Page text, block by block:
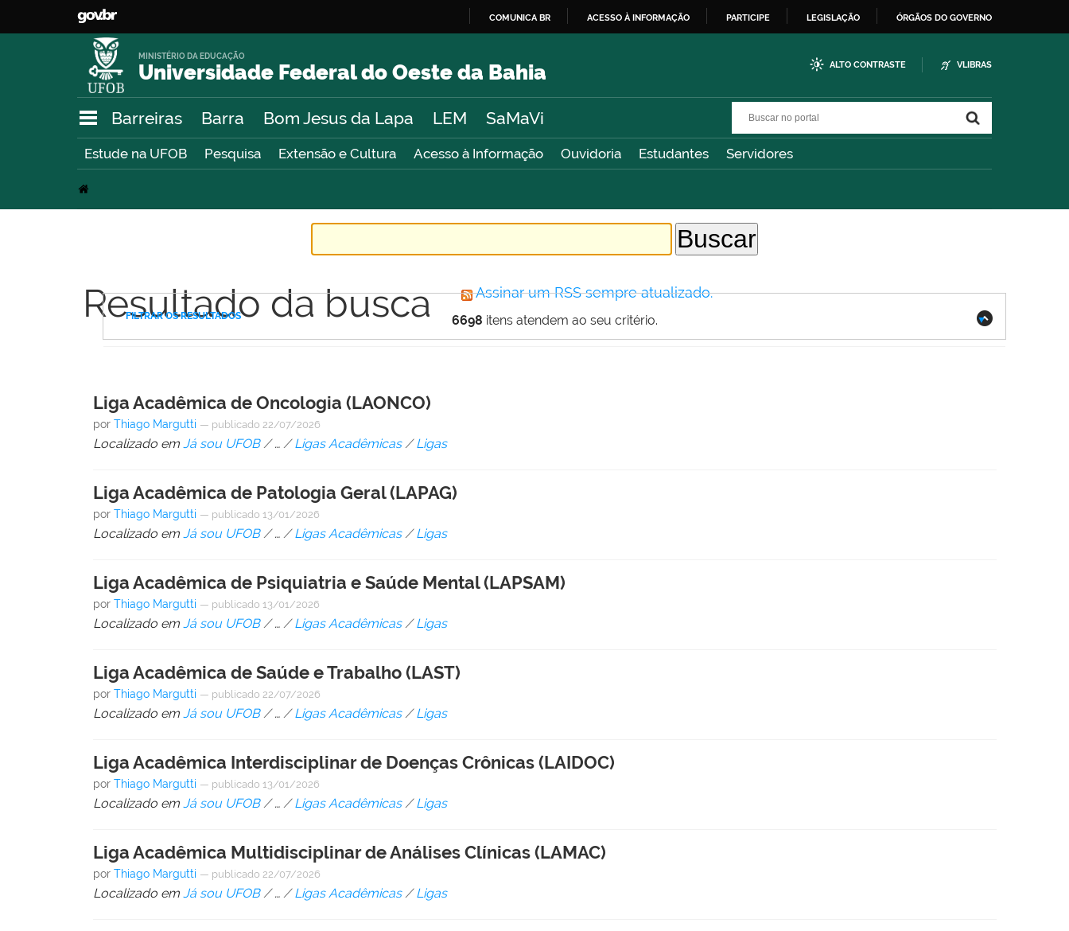
O
COMUNICA BR ACESSO À INFORMAÇÃO PARTICIPE LEGISLAÇÃO ÓRGÃOS DO GOVERNO
Universidade Federal do Oeste da Bahia
MINISTÉRIO DA EDUCAÇÃO
ALTO CONTRASTE VLIBRAS
Barreiras Barra Bom Jesus da Lapa LEM SaMaVi
Estude na UFOB Pesquisa Extensão e Cultura Acesso à Informação Ouvidoria Estudantes Servidores
Resultado da busca Assinar um RSS sempre atualizado.
6698 itens atendem ao seu critério.
FILTRAR OS RESULTADOS
Liga Acadêmica de Oncologia (LAONCO)
porThiago Margutti — publicado 22/07/2026
Localizado em Já sou UFOB /…/Ligas Acadêmicas /Ligas
Liga Acadêmica de Patologia Geral (LAPAG)
porThiago Margutti — publicado 13/01/2026
Localizado em Já sou UFOB /…/Ligas Acadêmicas /Ligas
Liga Acadêmica de Psiquiatria e Saúde Mental (LAPSAM)
porThiago Margutti — publicado 13/01/2026
Localizado em Já sou UFOB /…/Ligas Acadêmicas /Ligas
Liga Acadêmica de Saúde e Trabalho (LAST)
porThiago Margutti — publicado 22/07/2026
Localizado em Já sou UFOB /…/Ligas Acadêmicas /Ligas
Liga Acadêmica Interdisciplinar de Doenças Crônicas (LAIDOC)
porThiago Margutti — publicado 13/01/2026
Localizado em Já sou UFOB /…/Ligas Acadêmicas /Ligas
Liga Acadêmica Multidisciplinar de Análises Clínicas (LAMAC)
porThiago Margutti — publicado 22/07/2026
Localizado em Já sou UFOB /…/Ligas Acadêmicas /Ligas